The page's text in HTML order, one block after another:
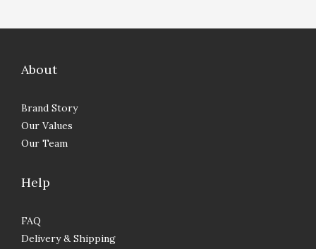
About
Brand Story
Our Values
Our Team
Help
FAQ
Delivery & Shipping